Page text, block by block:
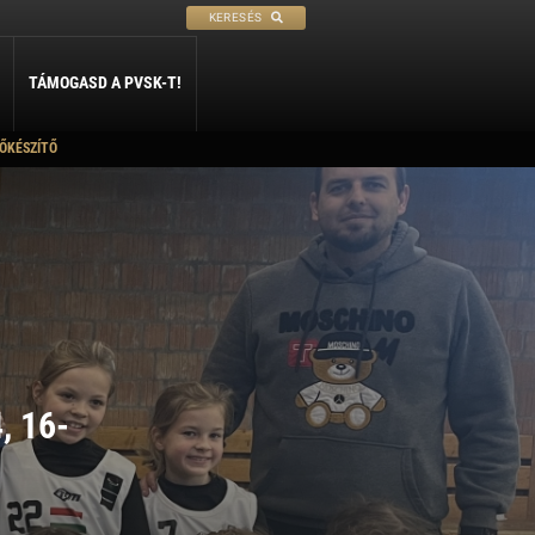
KERESÉS
PETANQUE
Szabadidő Szakosztály
TÁMOGASD A PVSK-T!
párbaja
16-